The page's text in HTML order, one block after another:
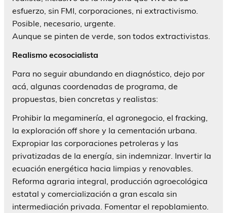
esfuerzo, sin FMI, corporaciones, ni extractivismo.
Posible, necesario, urgente.
Aunque se pinten de verde, son todos extractivistas.
Realismo ecosocialista
Para no seguir abundando en diagnóstico, dejo por
acá, algunas coordenadas de programa, de
propuestas, bien concretas y realistas:
Prohibir la megaminería, el agronegocio, el fracking,
la exploración off shore y la cementación urbana.
Expropiar las corporaciones petroleras y las
privatizadas de la energía, sin indemnizar. Invertir la
ecuación energética hacia limpias y renovables.
Reforma agraria integral, producción agroecológica
estatal y comercialización a gran escala sin
intermediación privada. Fomentar el repoblamiento.